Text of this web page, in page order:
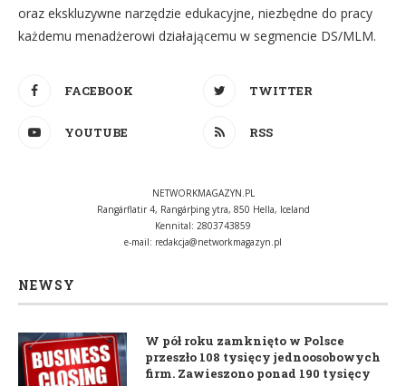
oraz ekskluzywne narzędzie edukacyjne, niezbędne do pracy
każdemu menadżerowi działającemu w segmencie DS/MLM.
FACEBOOK TWITTER
YOUTUBE RSS
NETWORKMAGAZYN.PL
Rangárflatir 4, Rangárþing ytra, 850 Hella, Iceland
Kennital: 2803743859
e-mail: redakcja@networkmagazyn.pl
NEWSY
W pół roku zamknięto w Polsce
przeszło 108 tysięcy jednoosobowych
firm. Zawieszono ponad 190 tysięcy